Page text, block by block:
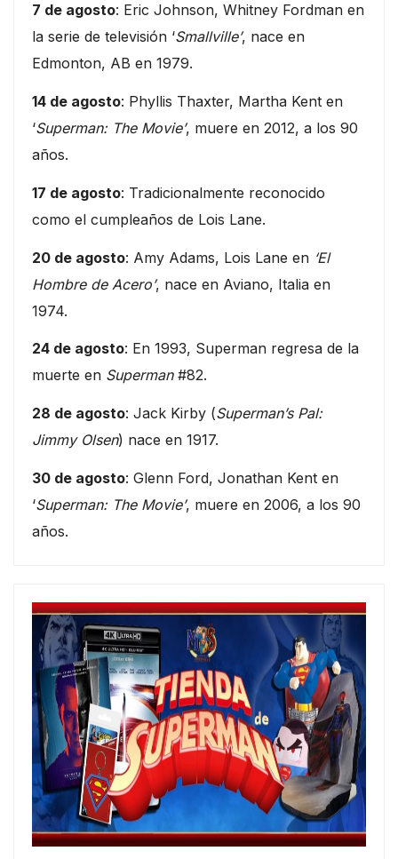
7 de agosto: Eric Johnson, Whitney Fordman en
la serie de televisión ‘Smallville’, nace en
Edmonton, AB en 1979.
14 de agosto: Phyllis Thaxter, Martha Kent en
‘Superman: The Movie’, muere en 2012, a los 90
años.
17 de agosto: Tradicionalmente reconocido
como el cumpleaños de Lois Lane.
20 de agosto: Amy Adams, Lois Lane en ‘El
Hombre de Acero’, nace en Aviano, Italia en
1974.
24 de agosto: En 1993, Superman regresa de la
muerte en Superman#82.
28 de agosto: Jack Kirby (Superman’s Pal:
Jimmy Olsen) nace en 1917.
30 de agosto: Glenn Ford, Jonathan Kent en
‘Superman: The Movie’, muere en 2006, a los 90
años.